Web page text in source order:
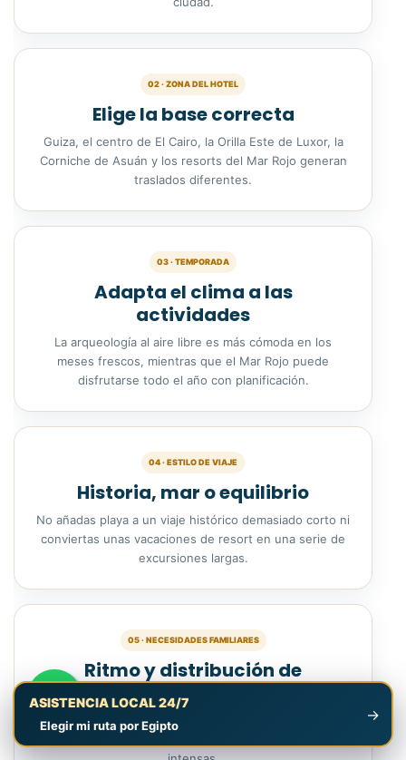
02 · ZONA DEL HOTEL
Elige la base correcta
Guiza, el centro de El Cairo, la Orilla Este de Luxor, la
Corniche de Asuán y los resorts del Mar Rojo generan
traslados diferentes.
03 · TEMPORADA
Adapta el clima a las
actividades
La arqueología al aire libre es más cómoda en los
meses frescos, mientras que el Mar Rojo puede
disfrutarse todo el año con planificación.
04 · ESTILO DE VIAJE
Historia, mar o equilibrio
No añadas playa a un viaje histórico demasiado corto ni
conviertas unas vacaciones de resort en una serie de
excursiones largas.
05 · NECESIDADES FAMILIARES
Ritmo y distribución de
habitaciones
Las familias deben confirmar habitaciones, duración de
ASISTENCIA LOCAL 24/7
Elegir mi ruta por Egipto
→